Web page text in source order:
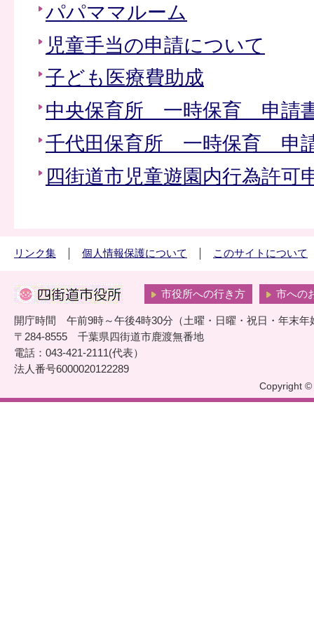
パパママルーム
児童手当の申請について
子ども医療費助成
中央保育所 一時保育 申請
千代田保育所 一時保育 申
四街道市児童遊園内行為許可
リンク集 個人情報保護について このサイトについて
市役所への行き方 市への
開庁時間 午前9時～午後4時30分（土曜・日曜・祝日・年末年
〒284-8555 千葉県四街道市鹿渡無番地
電話：043-421-2111(代表）
法人番号6000020122289
Copyright ©